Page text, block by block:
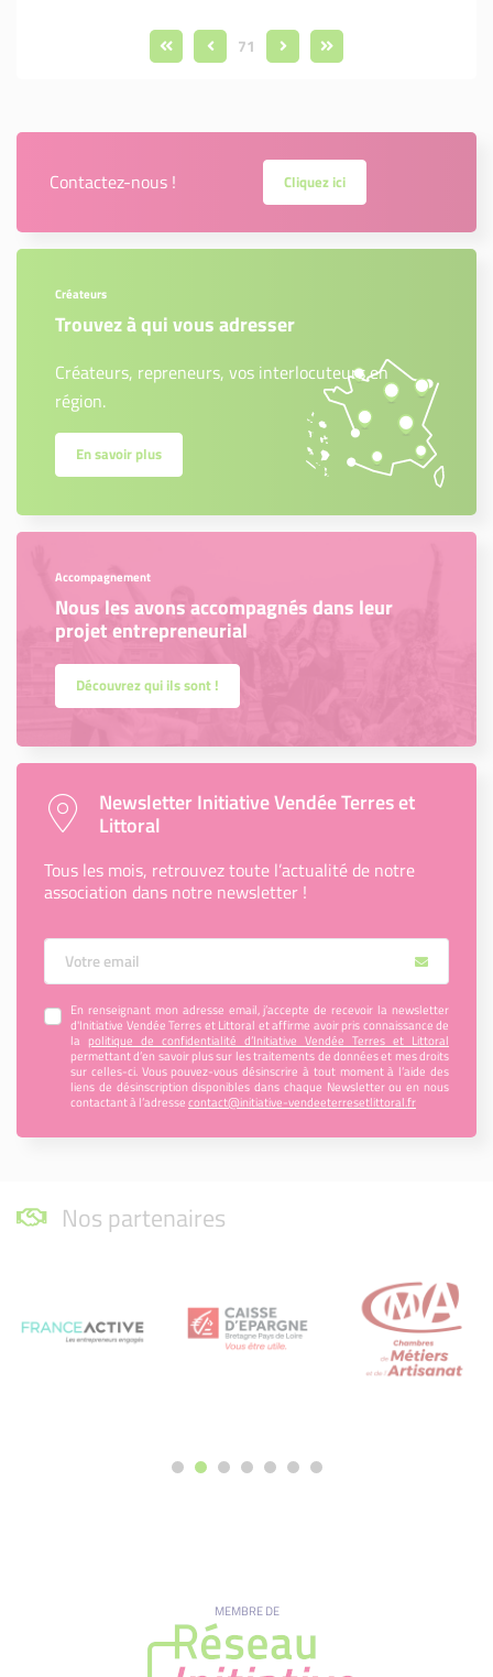
71
Contactez-nous ! Cliquez ici
Créateurs
Trouvez à qui vous adresser
Créateurs, repreneurs, vos interlocuteurs en
région.
En savoir plus
Accompagnement
Nous les avons accompagnés dans leur
projet entrepreneurial
Découvrez qui ils sont !
Newsletter Initiative Vendée Terres et
Littoral
Tous les mois, retrouvez toute l’actualité de notre
association dans notre newsletter !
Votre Email
En renseignant mon adresse email, j’accepte de recevoir la newsletter
d'Initiative Vendée Terres et Littoral et affirme avoir pris connaissance de
la politique de confidentialité d’Initiative Vendée Terres et Littoral
permettant d’en savoir plus sur les traitements de données et mes droits
sur celles-ci. Vous pouvez-vous désinscrire à tout moment à l’aide des
liens de désinscription disponibles dans chaque Newsletter ou en nous
contactant à l’adressecontact@initiative-vendeeterresetlittoral.fr
Nos partenaires
MEMBRE DE